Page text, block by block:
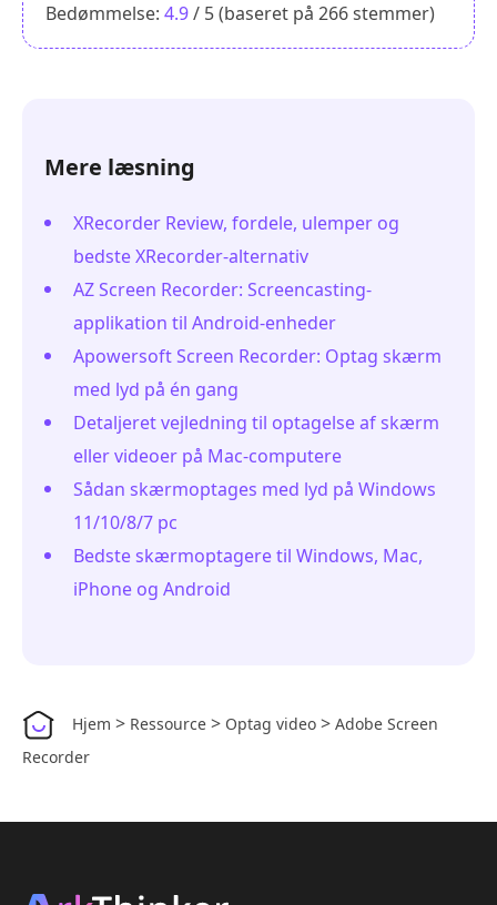
Bedømmelse: 4.9/ 5 (baseret på 266stemmer)
Mere læsning
XRecorder Review, fordele, ulemper og
bedste XRecorder-alternativ
AZ Screen Recorder: Screencasting-
applikation til Android-enheder
Apowersoft Screen Recorder: Optag skærm
med lyd på én gang
Detaljeret vejledning til optagelse af skærm
eller videoer på Mac-computere
Sådan skærmoptages med lyd på Windows
11/10/8/7 pc
Bedste skærmoptagere til Windows, Mac,
iPhone og Android
Hjem > Ressource > Optag video > Adobe Screen
Recorder